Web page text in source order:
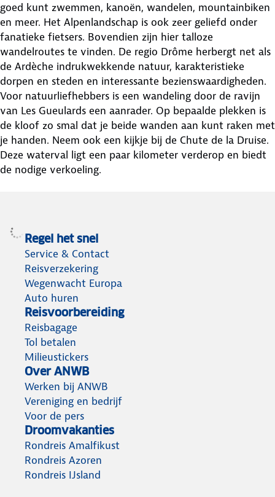
goed kunt zwemmen, kanoën, wandelen, mountainbiken
en meer. Het Alpenlandschap is ook zeer geliefd onder
fanatieke fietsers. Bovendien zijn hier talloze
wandelroutes te vinden. De regio Drôme herbergt net als
de Ardèche indrukwekkende natuur, karakteristieke
dorpen en steden en interessante bezienswaardigheden.
Voor natuurliefhebbers is een wandeling door de ravijn
van Les Gueulards een aanrader. Op bepaalde plekken is
de kloof zo smal dat je beide wanden aan kunt raken met
je handen. Neem ook een kijkje bij de Chute de la Druise.
Deze waterval ligt een paar kilometer verderop en biedt
de nodige verkoeling.
Regel het snel
Service & Contact
Reisverzekering
Wegenwacht Europa
Auto huren
Reisvoorbereiding
Reisbagage
Tol betalen
Milieustickers
Over ANWB
Werken bij ANWB
Vereniging en bedrijf
Voor de pers
Droomvakanties
Rondreis Amalfikust
Rondreis Azoren
Rondreis IJsland